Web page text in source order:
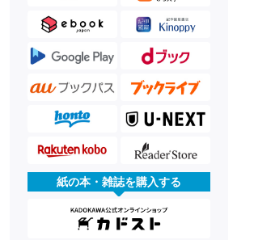
紙の本・雑誌を購入する